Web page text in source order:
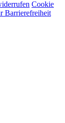
Cookie
Barrierefreiheit